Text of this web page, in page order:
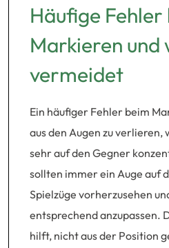
Häufige Fehler
Markieren und
vermeidet
Ein häufiger Fehler beim
aus den Augen zu verlieren,
sehr auf den Gegner
sollten immer ein Auge auf
Spielzüge vorherzusehen
entsprechend anzupassen.
hilft, nicht aus der Position